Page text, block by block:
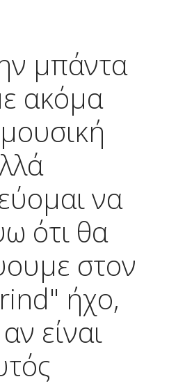
μπάντα
ακόμα
να
ότι θα
στον
ήχο,
είναι